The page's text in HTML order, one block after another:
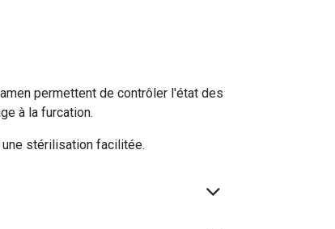
permettent de contrôler l'état des
à la furcation.
stérilisation facilitée.